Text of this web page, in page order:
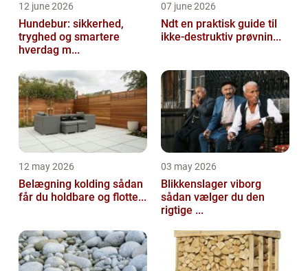
12 june 2026
Hundebur: sikkerhed,
tryghed og smartere
hverdag m...
07 june 2026
Ndt en praktisk guide til
ikke-destruktiv prøvnin...
12 may 2026
Belægning kolding sådan
får du holdbare og flotte...
03 may 2026
Blikkenslager viborg
sådan vælger du den
rigtige ...